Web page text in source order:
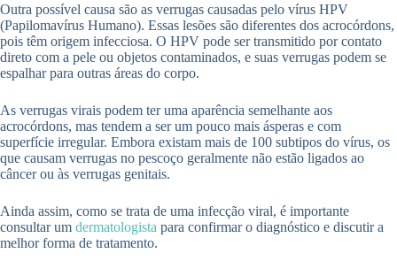
Outra possível causa são as verrugas causadas pelo vírus HPV
(Papilomavírus Humano). Essas lesões são diferentes dos acrocórdons,
pois têm origem infecciosa. O HPV pode ser transmitido por contato
direto com a pele ou objetos contaminados, e suas verrugas podem se
espalhar para outras áreas do corpo.
As verrugas virais podem ter uma aparência semelhante aos
acrocórdons, mas tendem a ser um pouco mais ásperas e com
superfície irregular. Embora existam mais de 100 subtipos do vírus, os
que causam verrugas no pescoço geralmente não estão ligados ao
câncer ou às verrugas genitais.
Ainda assim, como se trata de uma infecção viral, é importante
consultar um dermatologista para confirmar o diagnóstico e discutir a
melhor forma de tratamento.